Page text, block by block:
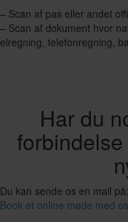
– Scan af pas eller andet
– Scan af dokument hvor
elregning, telefonregning,
Har du
Du kan sende os en mail på:
Book et online møde med